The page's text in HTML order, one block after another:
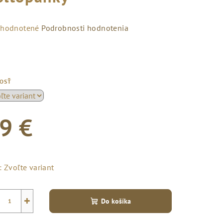
Podrobnosti hodnotenia
€
Zvoľte variant
+ Do košíka